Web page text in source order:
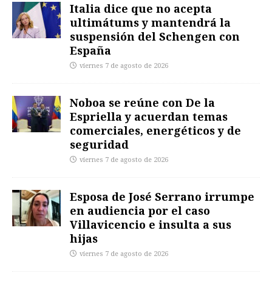
Italia dice que no acepta
ultimátums y mantendrá la
suspensión del Schengen con
España
viernes 7 de agosto de 2026
Noboa se reúne con De la
Espriella y acuerdan temas
comerciales, energéticos y de
seguridad
viernes 7 de agosto de 2026
Esposa de José Serrano irrumpe
en audiencia por el caso
Villavicencio e insulta a sus
hijas
viernes 7 de agosto de 2026